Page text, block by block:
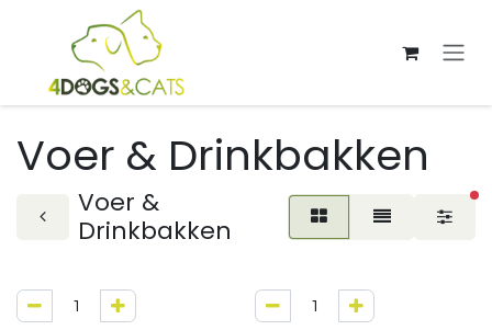
Overslaan naar inhoud
Voer & Drinkbakken
Voer &
Drinkbakken